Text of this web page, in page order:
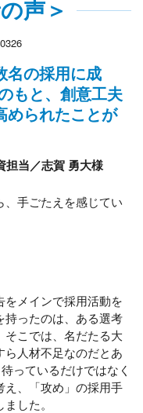
声＞
名の採用に成
もと、創意工夫
められたことが
担当／志賀 勇大様
手ごたえを感じてい
をメインで採用活動を
持ったのは、ある選考
そこでは、名だたる大
人材不足なのだとあ
っているだけではなく
え、「攻め」の採用手
した。